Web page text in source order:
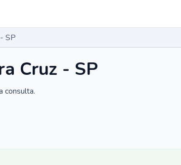
SP
Cruz - SP
consulta.